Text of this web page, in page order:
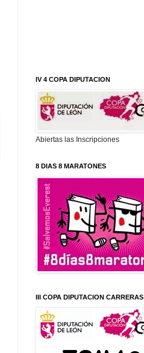
IV 4 COPA DIPUTACION
Abiertas las Inscripciones
8 DIAS 8 MARATONES
III COPA DIPUTACION CARRERAS